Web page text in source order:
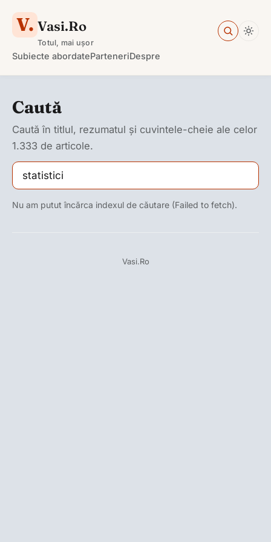
V. Vasi.Ro
Totul, mai ușor
Subiecte abordateParteneriDespre
Caută
Caută în titlul, rezumatul și cuvintele-cheie ale celor
1.333 de articole.
Nu am putut încărca indexul de căutare (Failed to fetch).
Vasi.Ro